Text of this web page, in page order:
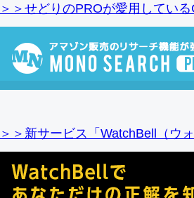
＞＞せどりのPROが愛用してい
＞＞新サービス「WatchBell（ウ